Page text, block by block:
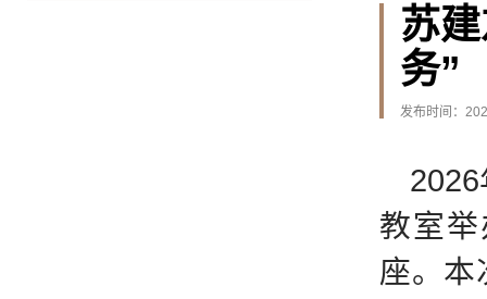
苏
务”
发布时间：
教室
座。本